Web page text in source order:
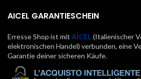
AICEL GARANTIESCHEIN
Erresse Shop ist mit AICEL (Italienischer
elektronischen Handel) verbunden, eine
Garantie deiner sicheren Käufe.